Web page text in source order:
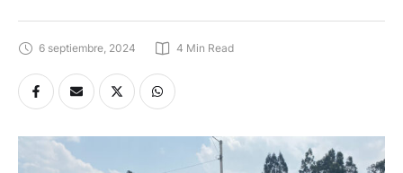
6 septiembre, 2024 4 Min Read